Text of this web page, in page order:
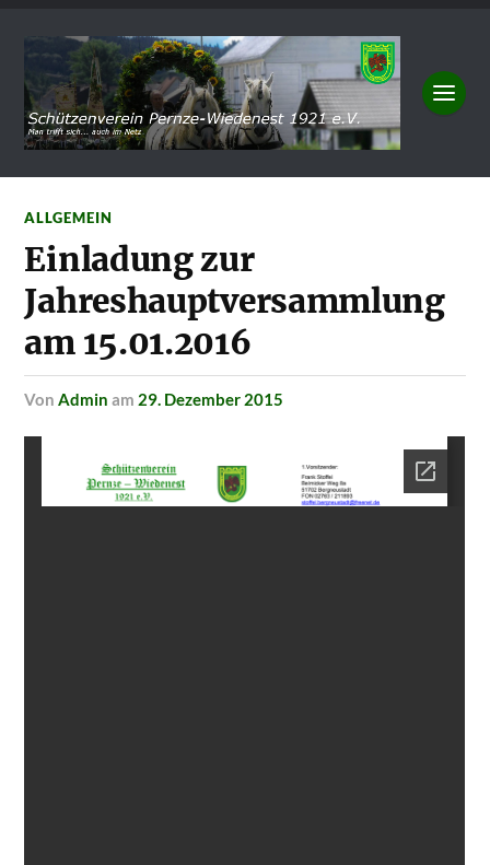
ALLGEMEIN
Einladung zur
Jahreshauptversammlung
am 15.01.2016
vonAdmin am 29. Dezember 2015